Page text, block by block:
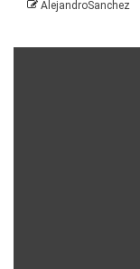
AlejandroSanchez